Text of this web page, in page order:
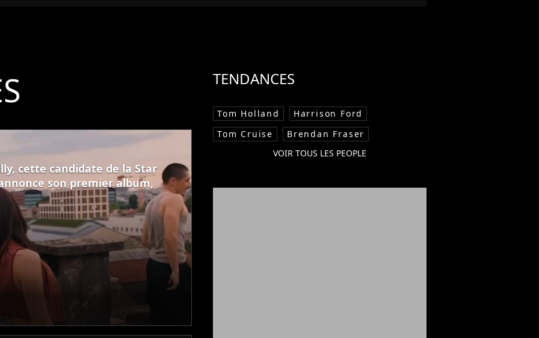
cette candidate de la Star
son premier album,
TENDANCES
Tom Holland
Harrison Ford
Tom Cruise
Brendan Fraser
VOIR TOUS LES PEOPLE